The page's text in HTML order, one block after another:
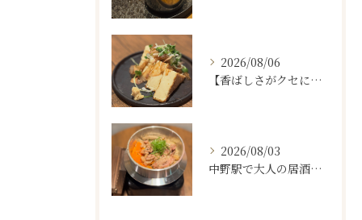
2026/08/06
【香ばしさがクセになる。
2026/08/03
中野駅で大人の居酒屋をお探しならぜひワラテルへ！